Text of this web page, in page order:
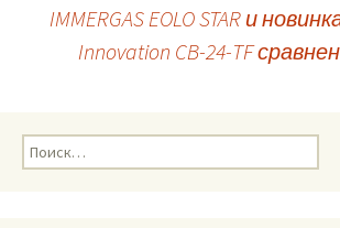
Навигация
записям
IMMERGAS EOLO STAR и
Innovation CB-24-TF
Н
а